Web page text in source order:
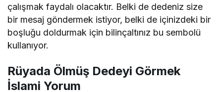
çalışmak faydalı olacaktır. Belki de dedeniz size
bir mesaj göndermek istiyor, belki de içinizdeki bir
boşluğu doldurmak için bilinçaltınız bu sembolü
kullanıyor.
Rüyada Ölmüş Dedeyi Görmek
İslami Yorum